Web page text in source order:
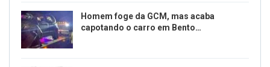
Homem foge da GCM, mas acaba
capotando o carro em Bento…